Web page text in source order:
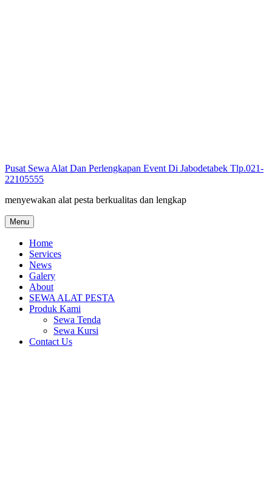
Pusat Sewa Alat Dan Perlengkapan Event Di Jabodetabek Tlp.021-
22105555
menyewakan alat pesta berkualitas dan lengkap
Menu
Home
Services
News
Galery
About
SEWA ALAT PESTA
Produk Kami
Sewa Tenda
Sewa Kursi
Contact Us